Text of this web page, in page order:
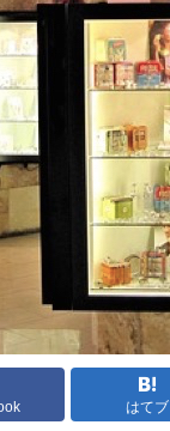
はてブ